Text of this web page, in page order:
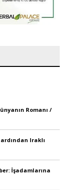
Romanı /
Iraklı
İşadamlarına